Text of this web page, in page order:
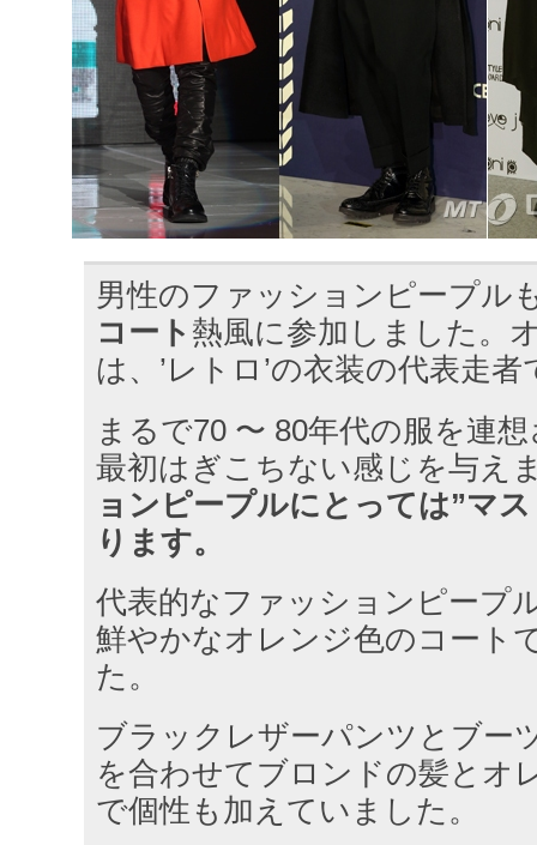
男性のファッションピープル
コート 熱風に参加しました。
は、’レトロ’の衣装の代表走者
まるで70 〜 80年代の服を連
最初はぎこちない感じを与え
ョンピープルにとっては”マ
ります。
代表的なファッションピープ
鮮やかなオレンジ色のコート
た。
ブラックレザーパンツとブー
を合わせてブロンドの髪とオ
で個性も加えていました。